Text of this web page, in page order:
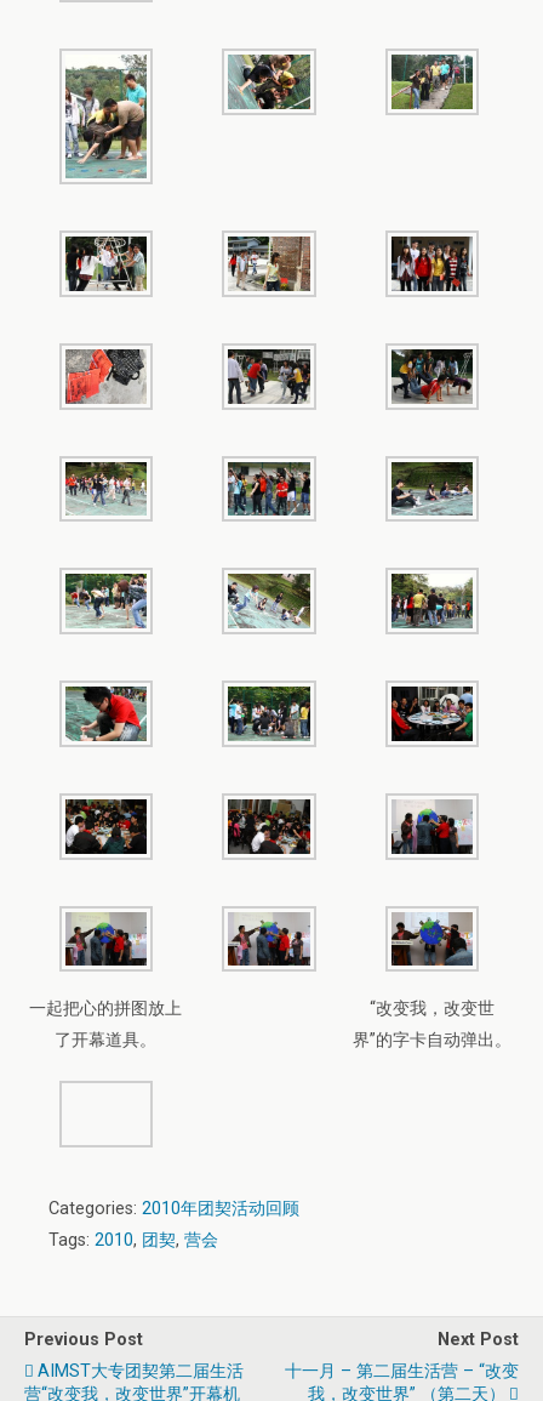
一起把心的拼图放上
了开幕道具。
“改变我，改变世
界”的字卡自动弹出。
Categories: 2010年团契活动回顾
Tags: 2010, 团契, 营会
Previous Post
AIMST大专团契第二届生活
营“改变我，改变世界”开幕机
Next Post
十一月 – 第二届生活营 – “改变
我，改变世界” （第二天）